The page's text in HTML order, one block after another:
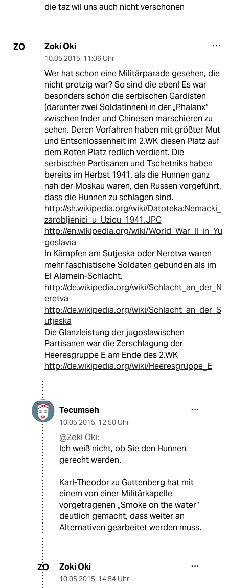
die taz wil uns auch nicht verschonen
ZO Zoki Oki
10.05.2015, 11:06 Uhr
Wer hat schon eine Militärparade gesehen, die
nicht protzig war? So sind die eben! Es war
besonders schön die serbischen Gardisten
(darunter zwei Soldatinnen) in der „Phalanx“
zwischen Inder und Chinesen marschieren zu
sehen. Deren Vorfahren haben mit größter Mut
und Entschlossenheit im 2.WK diesen Platz auf
dem Roten Platz redlich verdient. Die
serbischen Partisanen und Tschetniks haben
bereits im Herbst 1941, als die Hunnen ganz
nah der Moskau waren, den Russen vorgeführt,
dass die Hunnen zu schlagen sind.
http://sh.wikipedia.org/wiki/Datoteka:Nemacki_
zarobljenici_u_Uzicu_1941.JPG
http://en.wikipedia.org/wiki/World_War_II_in_Yu
goslavia
In Kämpfen am Sutjeska oder Neretva waren
mehr faschistische Soldaten gebunden als im
El Alamein-Schlacht.
http://de.wikipedia.org/wiki/Schlacht_an_der_N
eretva
http://de.wikipedia.org/wiki/Schlacht_an_der_S
utjeska
Die Glanzleistung der jugoslawischen
Partisanen war die Zerschlagung der
Heeresgruppe E am Ende des 2.WK
http://de.wikipedia.org/wiki/Heeresgruppe_E
Tecumseh
10.05.2015, 12:50 Uhr
@Zoki Oki:
Ich weiß nicht, ob Sie den Hunnen
gerecht werden.
Karl-Theodor zu Guttenberg hat mit
einem von einer Militärkapelle
vorgetragenen „Smoke on the water“
deutlich gemacht, dass weiter an
Alternativen gearbeitet werden muss.
ZO Zoki Oki
10.05.2015, 14:54 Uhr